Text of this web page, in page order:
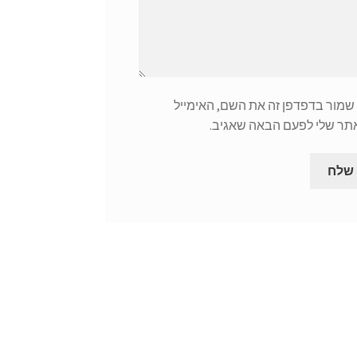
שמור בדפדפן זה את השם, האימייל
שלי לפעם הבאה שאגיב.